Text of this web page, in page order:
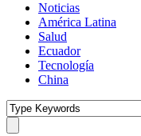
Noticias
América Latina
Salud
Ecuador
Tecnología
China